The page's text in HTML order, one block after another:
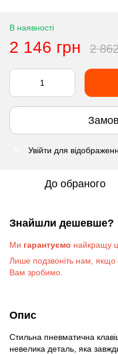
В наявності
2 146 грн 2
Увійти для
До обраного
Знайшли дешевше?
Ми гарантуємо найкращу
Лише подзвоніть нам ,
Вам зробимо
Опис
Стильна пневматична
невелика деталь, яка